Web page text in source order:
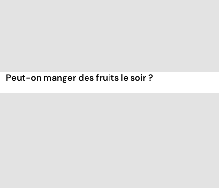
Peut-on manger des fruits le soir ?